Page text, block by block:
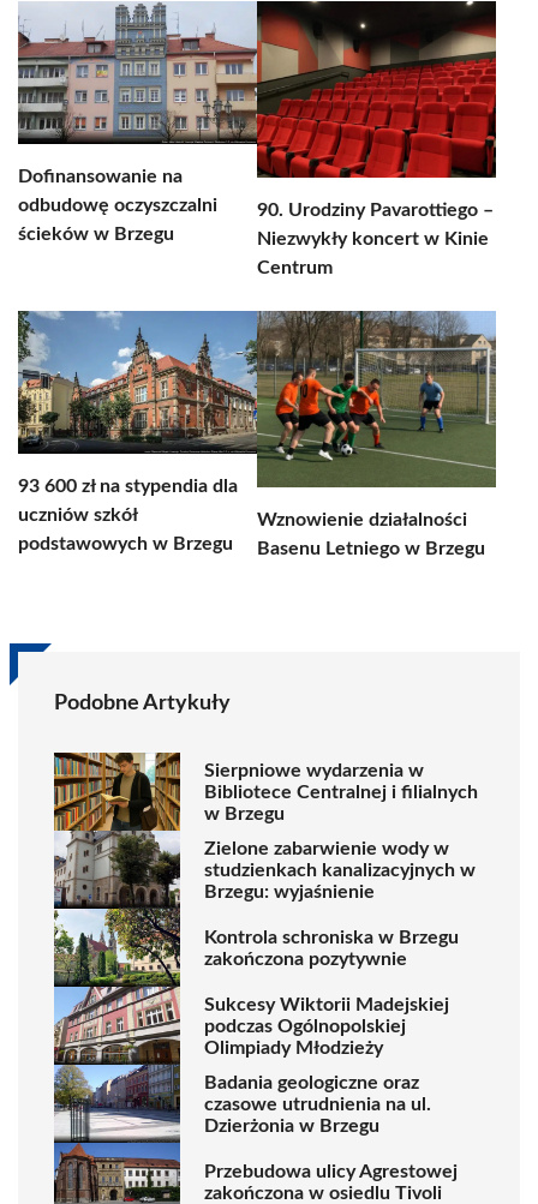
Dofinansowanie na
odbudowę oczyszczalni
ścieków w Brzegu
90. Urodziny Pavarottiego –
Niezwykły koncert w Kinie
Centrum
93 600 zł na stypendia dla
uczniów szkół
podstawowych w Brzegu
Wznowienie działalności
Basenu Letniego w Brzegu
Podobne Artykuły
Sierpniowe wydarzenia w
Bibliotece Centralnej i filialnych
w Brzegu
Zielone zabarwienie wody w
studzienkach kanalizacyjnych w
Brzegu: wyjaśnienie
Kontrola schroniska w Brzegu
zakończona pozytywnie
Sukcesy Wiktorii Madejskiej
podczas Ogólnopolskiej
Olimpiady Młodzieży
Badania geologiczne oraz
czasowe utrudnienia na ul.
Dzierżonia w Brzegu
Przebudowa ulicy Agrestowej
zakończona w osiedlu Tivoli